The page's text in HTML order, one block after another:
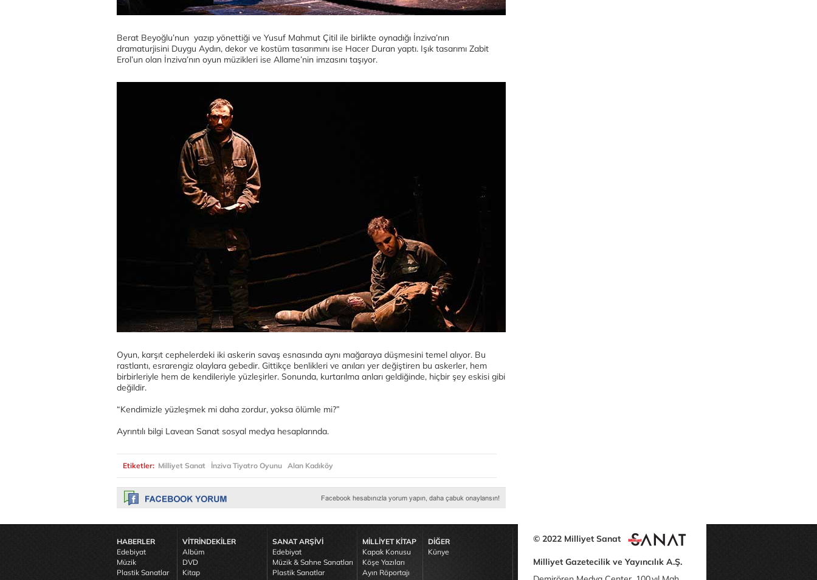
Berat Beyoğlu’nun yazıp yönettiği ve Yusuf Mahmut Çitil ile birlikte oynadığı İnziva’nın
dramaturjisini Duygu Aydın, dekor ve kostüm tasarımını ise Hacer Duran yaptı. Işık tasarımı Zabit
Erol’un olan İnziva’nın oyun müzikleri ise Allame’nin imzasını taşıyor.
Oyun, karşıt cephelerdeki iki askerin savaş esnasında aynı mağaraya düşmesini temel alıyor. Bu
rastlantı, esrarengiz olaylara gebedir. Gittikçe benlikleri ve anıları yer değiştiren bu askerler, hem
birbirleriyle hem de kendileriyle yüzleşirler. Sonunda, kurtarılma anları geldiğinde, hiçbir şey eskisi gibi
değildir.
“Kendimizle yüzleşmek mi daha zordur, yoksa ölümle mi?”
Ayrıntılı bilgi Lavean Sanat sosyal medya hesaplarında.
Etiketler: Milliyet Sanat İnziva Tiyatro Oyunu Alan Kadıköy
HABERLER
Edebiyat
Müzik
Plastik Sanatlar
VİTRİNDEKİLER
Albüm
DVD
Kitap
SANAT ARŞİVİ
Edebiyat
Müzik & Sahne Sanatları
Plastik Sanatlar
MİLLİYET KİTAP
Kapak Konusu
Köşe Yazıları
Ayın Röportajı
DİĞER
Künye
© 2022 Milliyet Sanat
Milliyet Gazetecilik ve Yayıncılık A.Ş.